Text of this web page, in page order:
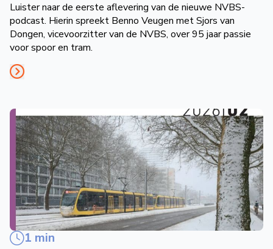
Luister naar de eerste aflevering van de nieuwe NVBS-
podcast. Hierin spreekt Benno Veugen met Sjors van
Dongen, vicevoorzitter van de NVBS, over 95 jaar passie
voor spoor en tram.
1 min